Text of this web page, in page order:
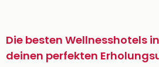
Die besten Wellnesshotels
deinen perfekten